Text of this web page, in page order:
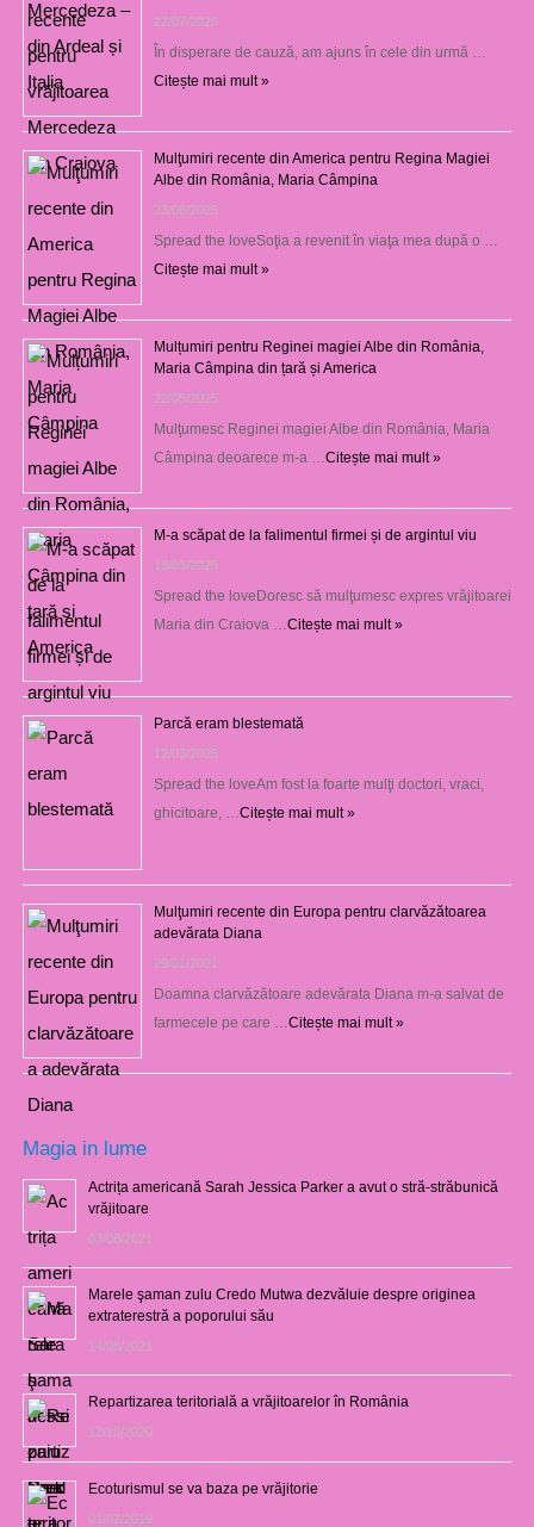
22/07/2026
În disperare de cauză, am ajuns în cele din urmă …
Citește mai mult »
Mulţumiri recente din America pentru Regina Magiei
Albe din România, Maria Câmpina
23/08/2025
Spread the loveSoţia a revenit în viaţa mea după o …
Citește mai mult »
Mulțumiri pentru Reginei magiei Albe din România,
Maria Câmpina din țară și America
22/05/2025
Mulţumesc Reginei magiei Albe din România, Maria
Câmpina deoarece m-a … Citește mai mult »
M-a scăpat de la falimentul firmei și de argintul viu
13/03/2025
Spread the loveDoresc să mulţumesc expres vrăjitoarei
Maria din Craiova … Citește mai mult »
Parcă eram blestemată
12/03/2025
Spread the loveAm fost la foarte mulţi doctori, vraci,
ghicitoare, … Citește mai mult »
Mulţumiri recente din Europa pentru clarvăzătoarea
adevărata Diana
29/01/2021
Doamna clarvăzătoare adevărata Diana m-a salvat de
farmecele pe care … Citește mai mult »
Magia in lume
Actrița americană Sarah Jessica Parker a avut o stră-străbunică
vrăjitoare
03/08/2021
Marele şaman zulu Credo Mutwa dezvăluie despre originea
extraterestră a poporului său
14/06/2021
Repartizarea teritorială a vrăjitoarelor în România
12/10/2020
Ecoturismul se va baza pe vrăjitorie
01/02/2019